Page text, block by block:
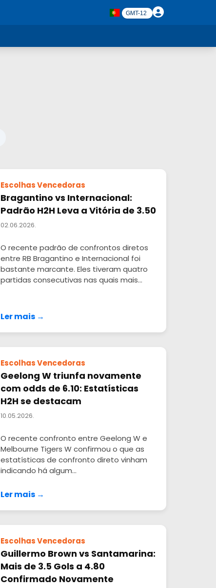
Escolhas Vencedoras
Bragantino vs Internacional:
Padrão H2H Leva a Vitória de 3.50
02.06.2026.
O recente padrão de confrontos diretos
entre RB Bragantino e Internacional foi
bastante marcante. Eles tiveram quatro
partidas consecutivas nas quais mais...
Ler mais →
Escolhas Vencedoras
Geelong W triunfa novamente
com odds de 6.10: Estatísticas
H2H se destacam
10.05.2026.
O recente confronto entre Geelong W e
Melbourne Tigers W confirmou o que as
estatísticas de confronto direto vinham
indicando há algum...
Ler mais →
Escolhas Vencedoras
Guillermo Brown vs Santamarina:
Mais de 3.5 Gols a 4.80
Confirmado Novamente